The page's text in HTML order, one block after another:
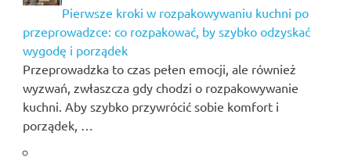
Pierwsze kroki w rozpakowywaniu kuchni po
przeprowadzce: co rozpakować, by szybko odzyskać
wygodę i porządek
Przeprowadzka to czas pełen emocji, ale również
wyzwań, zwłaszcza gdy chodzi o rozpakowywanie
kuchni. Aby szybko przywrócić sobie komfort i
porządek, …